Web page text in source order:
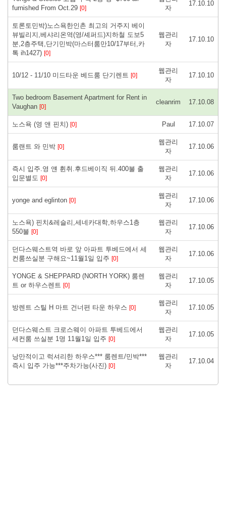
furnished From Oct.29 [0]
자
17.10.10
토론토민박)노스욕한인촌 최고의 거주지 베이
뷰빌리지,베샤리온역(영/셰퍼드)지하철 도보5
분,2층주택,단기민박(마스터룸만10/17부터,카
톡 ih1427) [0]
웹관리
자
17.10.10
10/12 - 11/10 미드타운 베드룸 단기렌트 [0]
웹관리
자
17.10.10
Two bedroom Basement Apartment for Rent in
Vaughan [0]
cleanrim 17.10.08
노스욕 (영 앤 핀치) [0] Paul 17.10.07
룸랜트 와 민박 [0]
웹관리
자
17.10.06
즉시 입주.영 얜 휜취.후드베이직 뒤.400불 출
입문별도 [0]
웹관리
자
17.10.06
yonge and eglinton [0]
웹관리
자
17.10.06
노스욕) 핀치&레슬리,세네카대학,하우스1층
550불 [0]
웹관리
자
17.10.06
던다스웨스트역 바로 앞 아파트 투베드에서 세
컨룸쓰실분 구해요~11월1일 입주 [0]
웹관리
자
17.10.06
YONGE & SHEPPARD (NORTH YORK) 룸렌
트 or 하우스렌트 [0]
웹관리
자
17.10.05
방렌트 스틸 H 마트 건너편 타운 하우스 [0]
웹관리
자
17.10.05
던다스웨스트 크로스웨이 아파트 투베드에서
세컨룸 쓰실분 1명 11월1일 입주 [0]
웹관리
자
17.10.05
낭만적이고 럭셔리한 하우스*** 룸렌트/민박***
즉시 입주 가능***주차가능(사진) [0]
웹관리
자
17.10.04